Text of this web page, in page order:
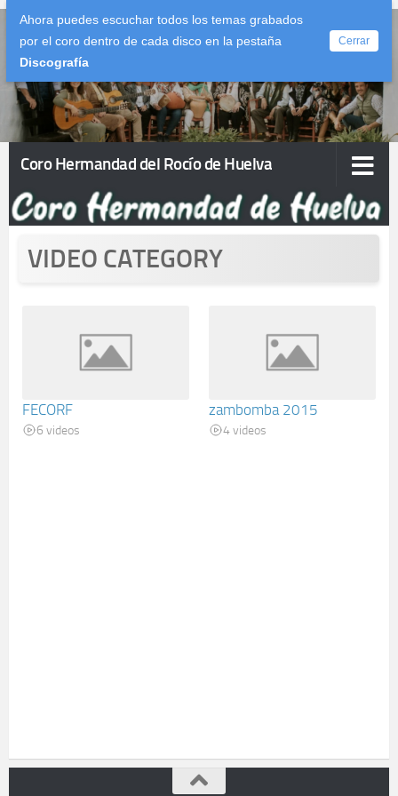
Ahora puedes escuchar todos los temas grabados
por el coro dentro de cada disco en la pestaña
Discografía
Cerrar
Saltar al contenido
Coro Hermandad del Rocío de Huelva
VIDEO CATEGORY
FECORF
6 videos
zambomba 2015
4 videos